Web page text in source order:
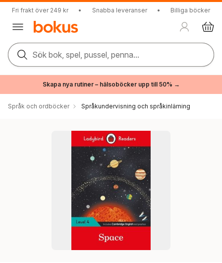
Fri frakt över 249 kr • Snabba leveranser • Billiga böcker
Sök bok, spel, pussel, penna...
Skapa nya rutiner – hälsoböcker upp till 50% →
Språk och ordböcker Språkundervisning och språkinlärning